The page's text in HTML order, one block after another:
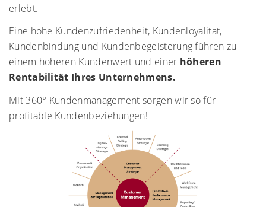
erlebt.
Eine hohe Kundenzufriedenheit, Kundenloyalität,
Kundenbindung und Kundenbegeisterung führen zu
einem höheren Kundenwert und einer höheren
Rentabilität Ihres Unternehmens.
Mit 360° Kundenmanagement sorgen wir so für
profitable Kundenbeziehungen!